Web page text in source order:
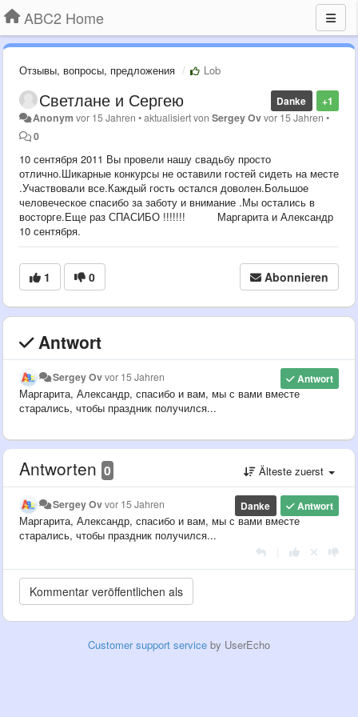
ABC2 Home
Отзывы, вопросы, предложения Lob
+1
Danke
Светлане и Сергею
Anonym vor 15 Jahren •aktualisiert vonSergey Ovvor 15 Jahren •
0
10 сентября 2011 Вы провели нашу свадьбу просто
отлично.Шикарные конкурсы не оставили гостей сидеть на месте
.Участвовали все.Каждый гость остался доволен.Большое
человеческое спасибо за заботу и внимание .Мы остались в
восторге.Еще раз СПАСИБО !!!!!!! Маргарита и Александр
10 сентября.
1 0 Abonnieren
Antwort
Antwort
Sergey Ovvor 15 Jahren
Маргарита, Александр, спасибо и вам, мы с вами вместе
старались, чтобы праздник получился...
Antworten 0 Älteste zuerst
Antwort
Danke
Sergey Ovvor 15 Jahren
Маргарита, Александр, спасибо и вам, мы с вами вместе
старались, чтобы праздник получился...
Customer support service by UserEcho